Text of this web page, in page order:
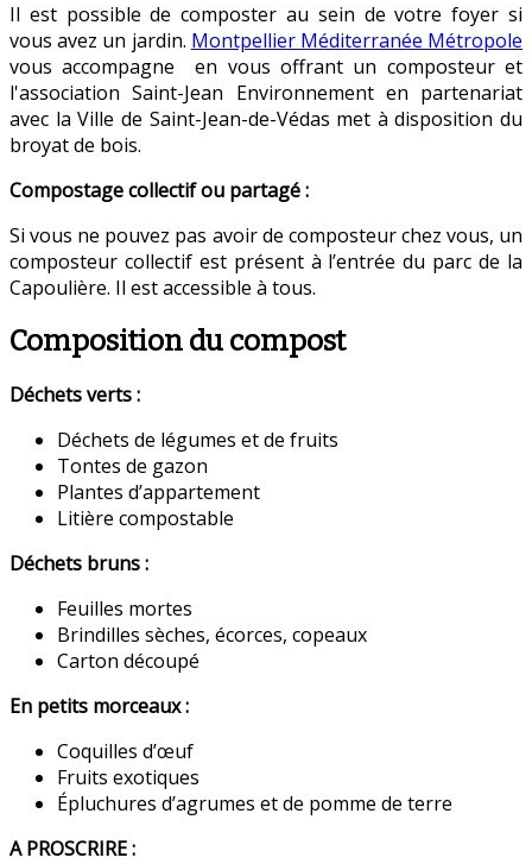
Il est possible de composter au sein de votre foyer si
vous avez un jardin. Montpellier Méditerranée Métropole
vous accompagne en vous offrant un composteur et
l'association Saint-Jean Environnement en partenariat
avec la Ville de Saint-Jean-de-Védas met à disposition du
broyat de bois.
Compostage collectif ou partagé :
Si vous ne pouvez pas avoir de composteur chez vous, un
composteur collectif est présent à l’entrée du parc de la
Capoulière. Il est accessible à tous.
Composition du compost
Déchets verts :
Déchets de légumes et de fruits
Tontes de gazon
Plantes d’appartement
Litière compostable
Déchets bruns :
Feuilles mortes
Brindilles sèches, écorces, copeaux
Carton découpé
En petits morceaux :
Coquilles d’œuf
Fruits exotiques
Épluchures d’agrumes et de pomme de terre
A PROSCRIRE :